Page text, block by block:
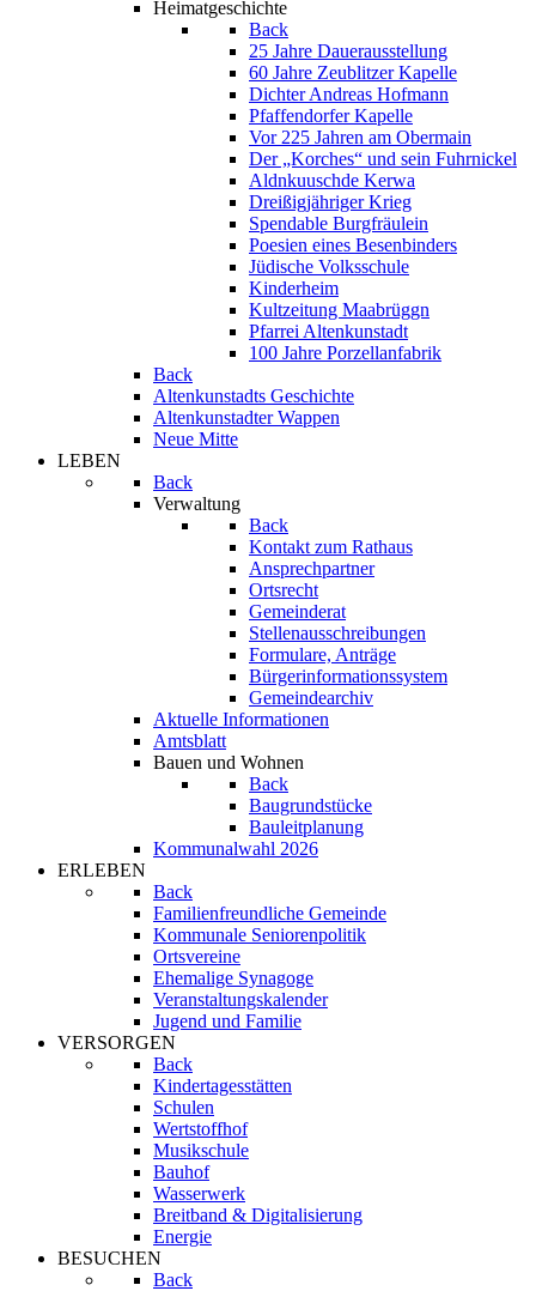
Heimatgeschichte
Back
25 Jahre Dauerausstellung
60 Jahre Zeublitzer Kapelle
Dichter Andreas Hofmann
Pfaffendorfer Kapelle
Vor 225 Jahren am Obermain
Der „Korches“ und sein Fuhrnickel
Aldnkuuschde Kerwa
Dreißigjähriger Krieg
Spendable Burgfräulein
Poesien eines Besenbinders
Jüdische Volksschule
Kinderheim
Kultzeitung Maabrüggn
Pfarrei Altenkunstadt
100 Jahre Porzellanfabrik
Back
Altenkunstadts Geschichte
Altenkunstadter Wappen
Neue Mitte
LEBEN
Back
Verwaltung
Back
Kontakt zum Rathaus
Ansprechpartner
Ortsrecht
Gemeinderat
Stellenausschreibungen
Formulare, Anträge
Bürgerinformationssystem
Gemeindearchiv
Aktuelle Informationen
Amtsblatt
Bauen und Wohnen
Back
Baugrundstücke
Bauleitplanung
Kommunalwahl 2026
ERLEBEN
Back
Familienfreundliche Gemeinde
Kommunale Seniorenpolitik
Ortsvereine
Ehemalige Synagoge
Veranstaltungskalender
Jugend und Familie
VERSORGEN
Back
Kindertagesstätten
Schulen
Wertstoffhof
Musikschule
Bauhof
Wasserwerk
Breitband & Digitalisierung
Energie
BESUCHEN
Back